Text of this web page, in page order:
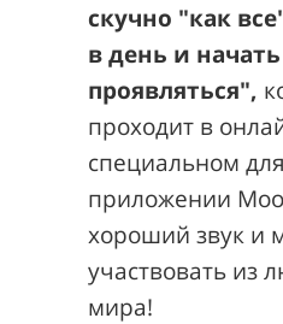
скучно "как
в день и
проявляться",
проходит в
специальном
приложении
хороший звук и
участвовать из
мира!